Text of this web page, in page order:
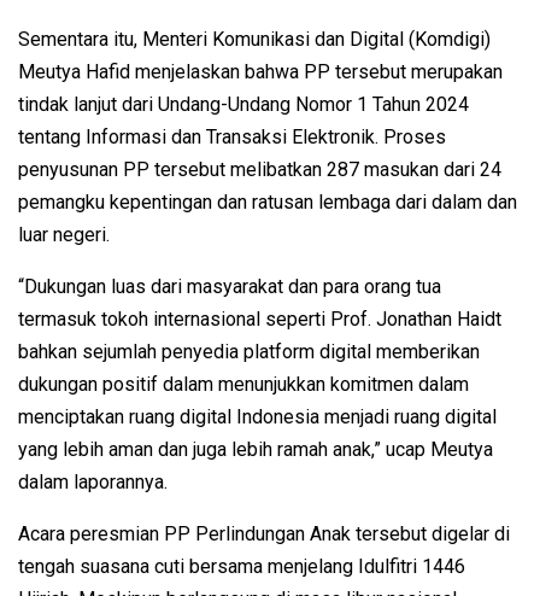
Sementara itu, Menteri Komunikasi dan Digital (Komdigi)
Meutya Hafid menjelaskan bahwa PP tersebut merupakan
tindak lanjut dari Undang-Undang Nomor 1 Tahun 2024
tentang Informasi dan Transaksi Elektronik. Proses
penyusunan PP tersebut melibatkan 287 masukan dari 24
pemangku kepentingan dan ratusan lembaga dari dalam dan
luar negeri.
“Dukungan luas dari masyarakat dan para orang tua
termasuk tokoh internasional seperti Prof. Jonathan Haidt
bahkan sejumlah penyedia platform digital memberikan
dukungan positif dalam menunjukkan komitmen dalam
menciptakan ruang digital Indonesia menjadi ruang digital
yang lebih aman dan juga lebih ramah anak,” ucap Meutya
dalam laporannya.
Acara peresmian PP Perlindungan Anak tersebut digelar di
tengah suasana cuti bersama menjelang Idulfitri 1446